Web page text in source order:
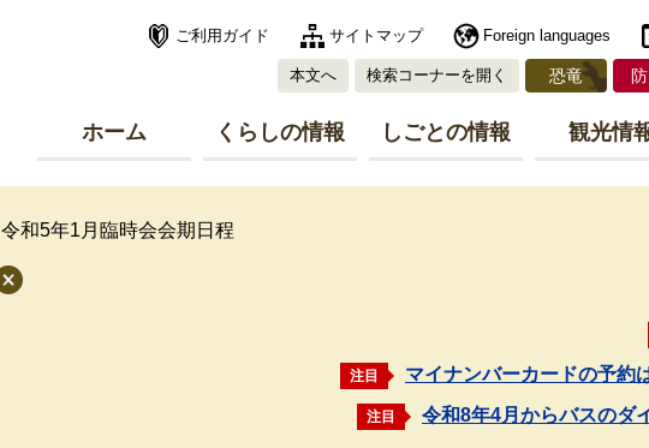
ご利用ガイド サイトマップ Foreign languages
本文へ 検索コーナーを開く 恐竜
ホーム くらしの情報 しごとの情報 観光情
令和5年1月臨時会会期日程
注目 マイナンバーカードの予約
注目 令和8年4月からバスのダ